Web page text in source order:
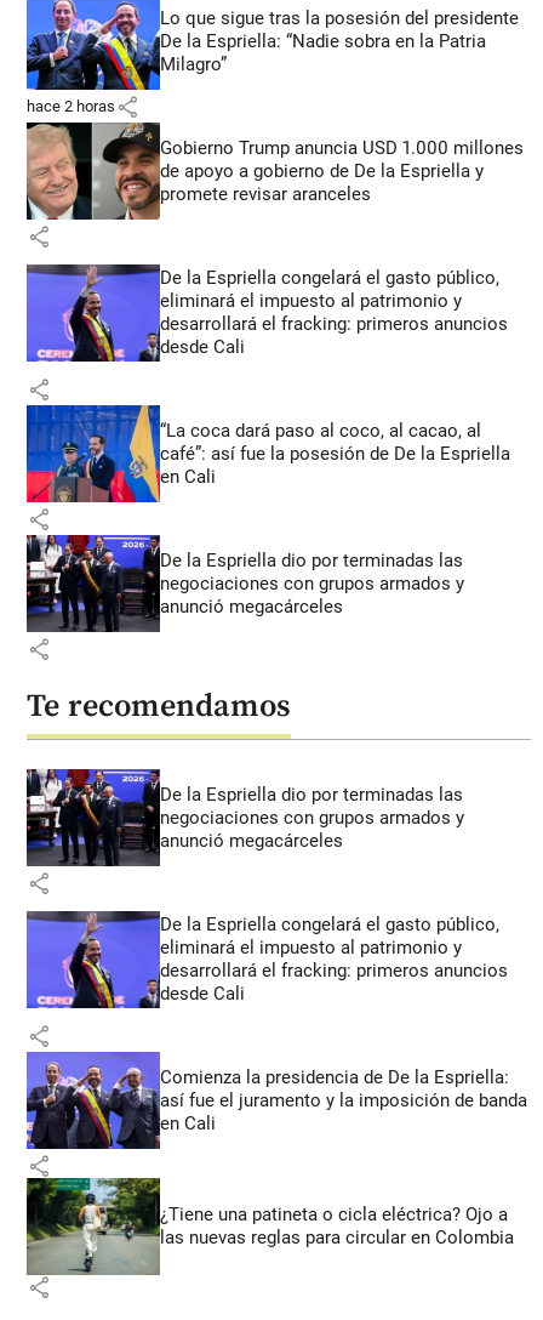
Lo que sigue tras la posesión del presidente
De la Espriella: “Nadie sobra en la Patria
Milagro”
hace 2 horas share
Gobierno Trump anuncia USD 1.000 millones
de apoyo a gobierno de De la Espriella y
promete revisar aranceles
share
De la Espriella congelará el gasto público,
eliminará el impuesto al patrimonio y
desarrollará el fracking: primeros anuncios
desde Cali
share
“La coca dará paso al coco, al cacao, al
café”: así fue la posesión de De la Espriella
en Cali
share
De la Espriella dio por terminadas las
negociaciones con grupos armados y
anunció megacárceles
share
Te recomendamos
De la Espriella dio por terminadas las
negociaciones con grupos armados y
anunció megacárceles
share
De la Espriella congelará el gasto público,
eliminará el impuesto al patrimonio y
desarrollará el fracking: primeros anuncios
desde Cali
share
Comienza la presidencia de De la Espriella:
así fue el juramento y la imposición de banda
en Cali
share
¿Tiene una patineta o cicla eléctrica? Ojo a
las nuevas reglas para circular en Colombia
share